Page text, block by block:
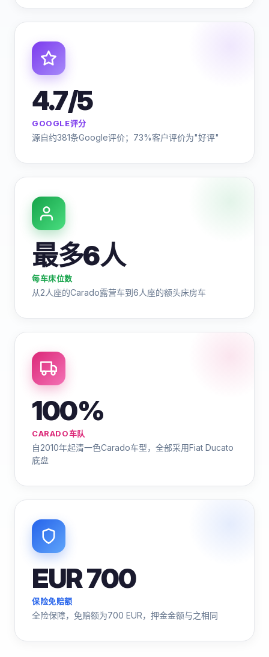
4.7/5
GOOGLE评分
源自约381条Google评价；73%客户评价为"好评"
最多6人
每车床位数
从2人座的Carado露营车到6人座的额头床房车
100%
CARADO车队
自2010年起清一色Carado车型，全部采用Fiat Ducato
底盘
EUR 700
保险免赔额
全险保障，免赔额为700 EUR，押金金额与之相同